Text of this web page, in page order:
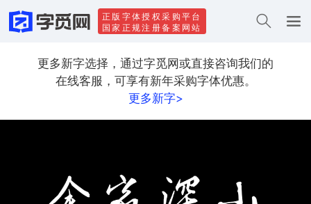
正版字体授权采购平台
国家正规注册备案网站
更多新字选择，通过字觅网或直接咨询我们的
在线客服，可享有新年采购字体优惠。
更多新字>